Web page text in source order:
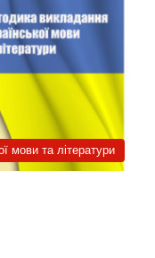
мови та літератури